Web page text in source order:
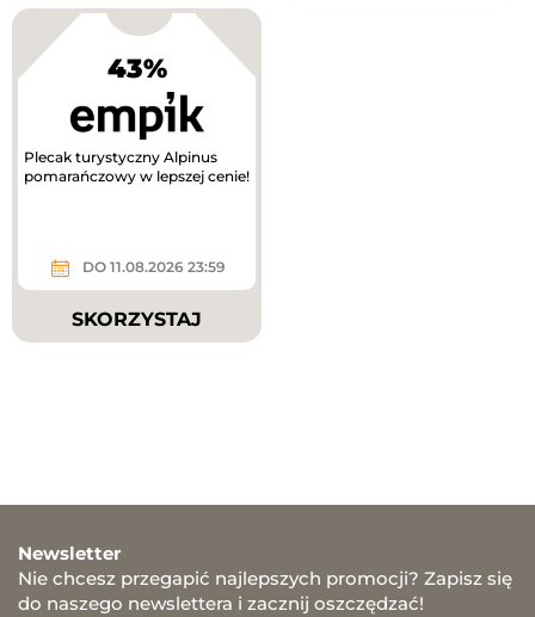
43%
Plecak turystyczny Alpinus
pomarańczowy w lepszej cenie!
DO 11.08.2026 23:59
SKORZYSTAJ
Newsletter
Nie chcesz przegapić najlepszych promocji? Zapisz się
do naszego newslettera i zacznij oszczędzać!